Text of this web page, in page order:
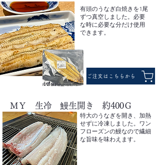
有頭のうなぎ白焼きを1尾
ずつ真空しました。必要
な時に必要な分だけ使用
できます。
ご注文はこちらから
ＭＹ 生冷 鰻生開き 約400Ｇ
特大のうなぎを開き、加熱
せずに冷凍しました。ワン
フローズンの鰻なので繊細
な旨味を味わえます。